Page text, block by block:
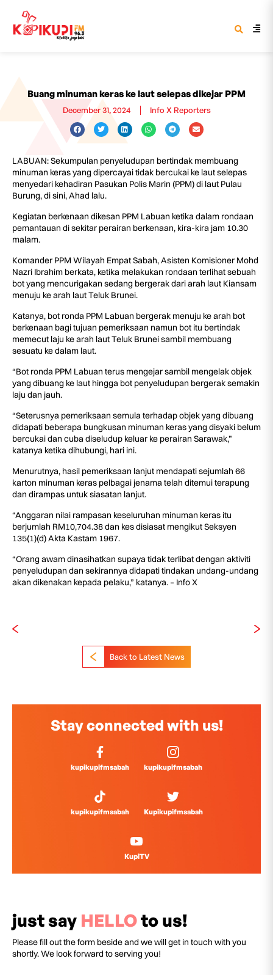
Buang minuman keras ke laut selepas dikejar PPM
December 31, 2024 Info X Reporters
LABUAN: Sekumpulan penyeludupan bertindak membuang
minuman keras yang dipercayai tidak bercukai ke laut selepas
menyedari kehadiran Pasukan Polis Marin (PPM) di laut Pulau
Burung, di sini, Ahad lalu.
Kegiatan berkenaan dikesan PPM Labuan ketika dalam rondaan
pemantauan di sekitar perairan berkenaan, kira-kira jam 10.30
malam.
Komander PPM Wilayah Empat Sabah, Asisten Komisioner Mohd
Nazri Ibrahim berkata, ketika melakukan rondaan terlihat sebuah
bot yang mencurigakan sedang bergerak dari arah laut Kiansam
menuju ke arah laut Teluk Brunei.
Katanya, bot ronda PPM Labuan bergerak menuju ke arah bot
berkenaan bagi tujuan pemeriksaan namun bot itu bertindak
memecut laju ke arah laut Teluk Brunei sambil membuang
sesuatu ke dalam laut.
“Bot ronda PPM Labuan terus mengejar sambil mengelak objek
yang dibuang ke laut hingga bot penyeludupan bergerak semakin
laju dan jauh.
“Seterusnya pemeriksaan semula terhadap objek yang dibuang
didapati beberapa bungkusan minuman keras yang disyaki belum
bercukai dan cuba diseludup keluar ke perairan Sarawak,”
katanya ketika dihubungi, hari ini.
Menurutnya, hasil pemeriksaan lanjut mendapati sejumlah 66
karton minuman keras pelbagai jenama telah ditemui terapung
dan dirampas untuk siasatan lanjut.
“Anggaran nilai rampasan keseluruhan minuman keras itu
berjumlah RM10,704.38 dan kes disiasat mengikut Seksyen
135(1)(d) Akta Kastam 1967.
“Orang awam dinasihatkan supaya tidak terlibat dengan aktiviti
penyeludupan dan sekirannya didapati tindakan undang-undang
akan dikenakan kepada pelaku,” katanya. – Info X
Back to Latest News
Stay connected with us!
kupikupifmsabah kupikupifmsabah
kupikupifmsabah Kupikupifmsabah
KupiTV
just say HELLOto us!
Please fill out the form beside and we will get in touch with you
shortly. We look forward to serving you!